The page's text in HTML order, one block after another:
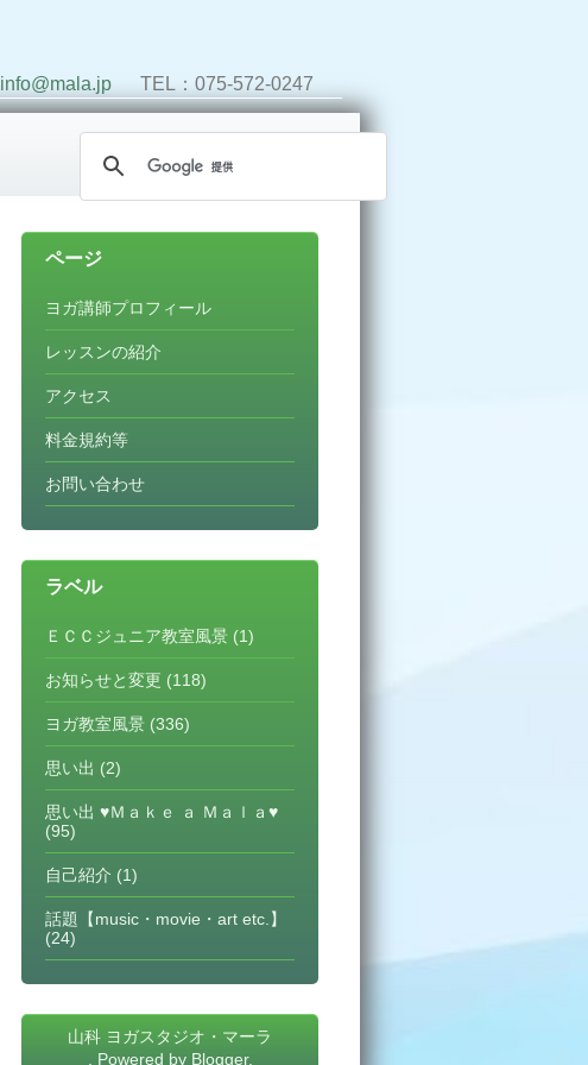
info@mala.jp TEL：075-572-0247
ページ
ヨガ講師プロフィール
レッスンの紹介
アクセス
料金規約等
お問い合わせ
ラベル
ＥＣＣジュニア教室風景 (1)
お知らせと変更 (118)
ヨガ教室風景 (336)
思い出 (2)
思い出 ♥Ｍａｋｅ ａ Ｍａｌａ♥
(95)
自己紹介 (1)
話題【music・movie・art etc.】
(24)
山科 ヨガスタジオ・マーラ
. Powered by Blogger.